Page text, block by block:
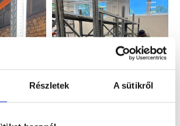
Részletek A sütikről